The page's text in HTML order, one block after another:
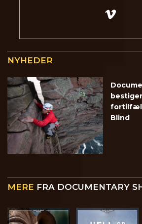
NYHEDER
Blind
MERE FRA DOCUMENTARY